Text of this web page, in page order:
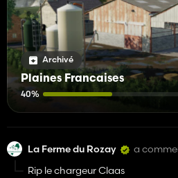
Archivé
Plaines Francaises
40%
La Ferme du Rozay a
Rip le chargeur Claas